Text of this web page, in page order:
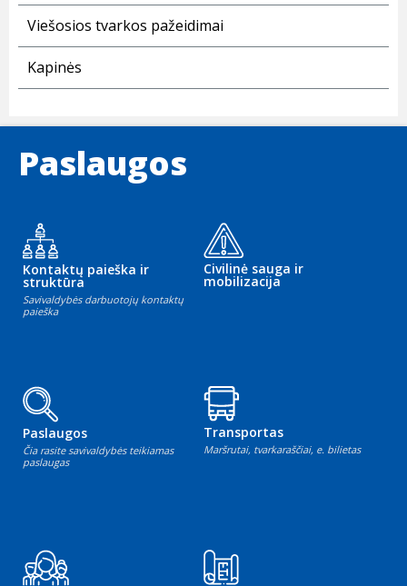
Viešosios tvarkos pažeidimai
Kapinės
Paslaugos
Kontaktų paieška ir
struktūra
Savivaldybės darbuotojų kontaktų
paieška
Civilinė sauga ir
mobilizacija
Paslaugos
Čia rasite savivaldybės teikiamas
paslaugas
Transportas
Maršrutai, tvarkaraščiai, e. bilietas